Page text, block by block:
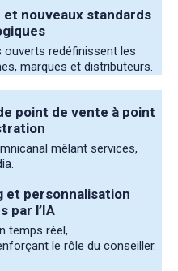
nouveaux standards
redéfinissent les
marques et distributeurs.
point de vente à point
mêlant services,
et personnalisation
par l’IA
temps réel,
le rôle du conseiller.